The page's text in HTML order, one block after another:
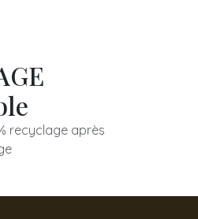
recyclage après